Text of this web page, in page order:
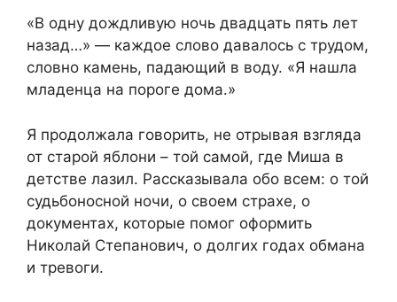
«В одну дождливую ночь двадцать пять лет
назад…» — каждое слово давалось с трудом,
словно камень, падающий в воду. «Я нашла
младенца на пороге дома.»
Я продолжала говорить, не отрывая взгляда
от старой яблони – той самой, где Миша в
детстве лазил. Рассказывала обо всем: о той
судьбоносной ночи, о своем страхе, о
документах, которые помог оформить
Николай Степанович, о долгих годах обмана
и тревоги.